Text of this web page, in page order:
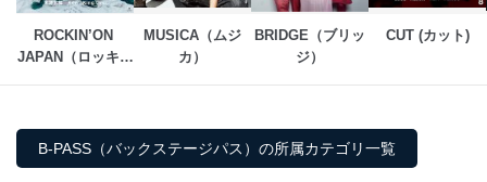
情報システムの使用に伴う漏洩等の防止
メール等により個人データの含まれるファイルを
送信する場合に、当該ファイルへのパスワードを
当社は、内部監査及びマネジメントレビューの機会を通
じて、個人情報保護マネジメントシステムを継続的に改
ROCKIN’ON
JAPAN（ロッキン
MUSICA（ムジ
カ）
BRIDGE（ブリッ
ジ）
CUT (カット)
B-PASS（バックステージパス）の所属カテゴリ一覧